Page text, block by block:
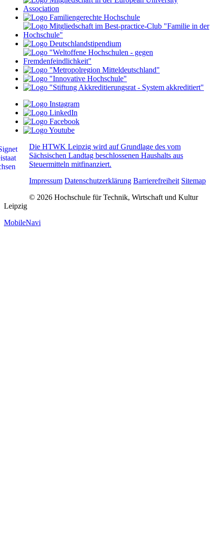
Die HTWK Leipzig wird auf Grundlage des vom
Sächsischen Landtag beschlossenen Haushalts aus
Steuermitteln mitfinanziert.
Impressum Datenschutzerklärung Barrierefreiheit Sitemap
© 2026 Hochschule für Technik, Wirtschaft und Kultur
Leipzig
MobileNavi